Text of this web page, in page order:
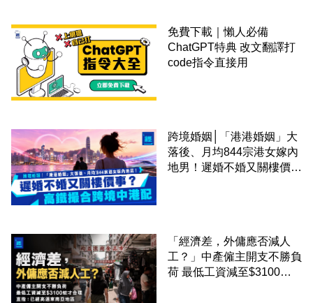
免費下載｜懶人必備
ChatGPT特典 改文翻譯打
code指令直接用
跨境婚姻│「港港婚姻」大
落後、月均844宗港女嫁內
地男！遲婚不婚又關樓價
「經濟差，外傭應否減人
工？」中產僱主開支不勝負
荷 最低工資減至$3100蚊